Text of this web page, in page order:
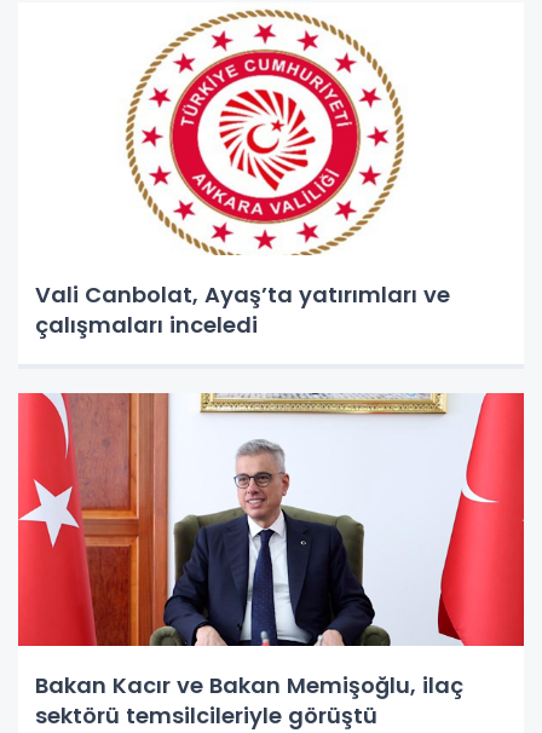
Vali Canbolat, Ayaş’ta yatırımları ve
çalışmaları inceledi
Bakan Kacır ve Bakan Memişoğlu, ilaç
sektörü temsilcileriyle görüştü